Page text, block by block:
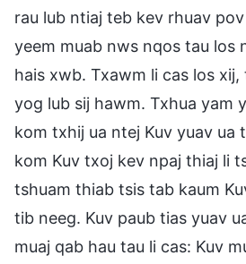
rau lub ntiaj teb kev rhuav
yeem muab nws nqos tau los
hais xwb. Txawm li cas los
yog lub sij hawm. Txhua yam
kom txhij ua ntej Kuv yuav ua
kom Kuv txoj kev npaj thiaj li
tshuam thiab tsis tab kaum
tib neeg. Kuv paub tias yuav
muaj qab hau tau li cas: Kuv